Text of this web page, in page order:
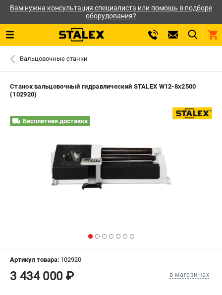
Вам нужна консультация специалиста или помощь в подборе
оборудования?
МАГАЗИНЫ
ИЗБРАННОЕ ( 0 )
КАТАЛОГ
ВХОД ИЛИ РЕГИСТРАЦИЯ
САНКТ-ПЕТЕРБУРГ
0 ₽
Вальцовочные станки
Станок вальцовочный гидравлический STALEX W12-8x2500
(102920)
Бесплатная доставка
Артикул товара: 102920
3 434 000 ₽ в магазинах